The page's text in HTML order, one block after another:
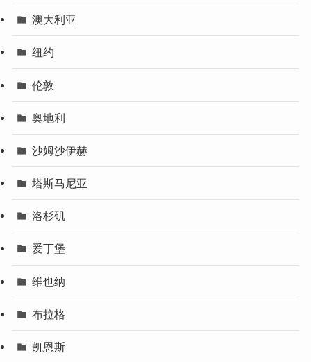
澳大利亚
纽约
伦敦
奥地利
沙姆沙伊赫
塔斯马尼亚
洛杉矶
爱丁堡
维也纳
布拉格
凯恩斯